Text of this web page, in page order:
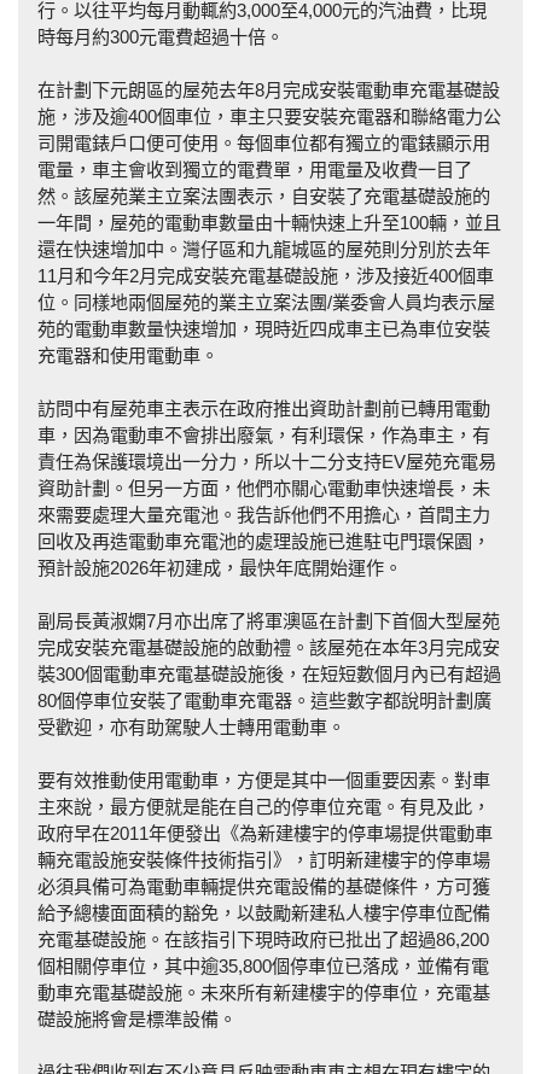
行。以往平均每月動輒約3,000至4,000元的汽油費，比現
時每月約300元電費超過十倍。
在計劃下元朗區的屋苑去年8月完成安裝電動車充電基礎設
施，涉及逾400個車位，車主只要安裝充電器和聯絡電力公
司開電錶戶口便可使用。每個車位都有獨立的電錶顯示用
電量，車主會收到獨立的電費單，用電量及收費一目了
然。該屋苑業主立案法團表示，自安裝了充電基礎設施的
一年間，屋苑的電動車數量由十輛快速上升至100輛，並且
還在快速增加中。灣仔區和九龍城區的屋苑則分別於去年
11月和今年2月完成安裝充電基礎設施，涉及接近400個車
位。同樣地兩個屋苑的業主立案法團/業委會人員均表示屋
苑的電動車數量快速增加，現時近四成車主已為車位安裝
充電器和使用電動車。
訪問中有屋苑車主表示在政府推出資助計劃前已轉用電動
車，因為電動車不會排出廢氣，有利環保，作為車主，有
責任為保護環境出一分力，所以十二分支持EV屋苑充電易
資助計劃。但另一方面，他們亦關心電動車快速增長，未
來需要處理大量充電池。我告訴他們不用擔心，首間主力
回收及再造電動車充電池的處理設施已進駐屯門環保園，
預計設施2026年初建成，最快年底開始運作。
副局長黃淑嫻7月亦出席了將軍澳區在計劃下首個大型屋苑
完成安裝充電基礎設施的啟動禮。該屋苑在本年3月完成安
裝300個電動車充電基礎設施後，在短短數個月內已有超過
80個停車位安裝了電動車充電器。這些數字都說明計劃廣
受歡迎，亦有助駕駛人士轉用電動車。
要有效推動使用電動車，方便是其中一個重要因素。對車
主來說，最方便就是能在自己的停車位充電。有見及此，
政府早在2011年便發出《為新建樓宇的停車場提供電動車
輛充電設施安裝條件技術指引》，訂明新建樓宇的停車場
必須具備可為電動車輛提供充電設備的基礎條件，方可獲
給予總樓面面積的豁免，以鼓勵新建私人樓宇停車位配備
充電基礎設施。在該指引下現時政府已批出了超過86,200
個相關停車位，其中逾35,800個停車位已落成，並備有電
動車充電基礎設施。未來所有新建樓宇的停車位，充電基
礎設施將會是標準設備。